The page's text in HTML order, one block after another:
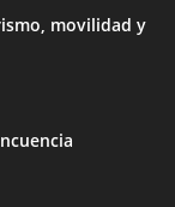
movilidad y